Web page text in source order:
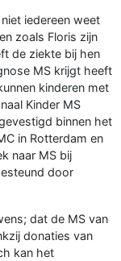
iedereen weet
zoals Floris zijn
de ziekte bij hen
MS krijgt heeft
kinderen met
Kinder MS
binnen het
in Rotterdam en
naar MS bij
door
dat de MS van
donaties van
kan het